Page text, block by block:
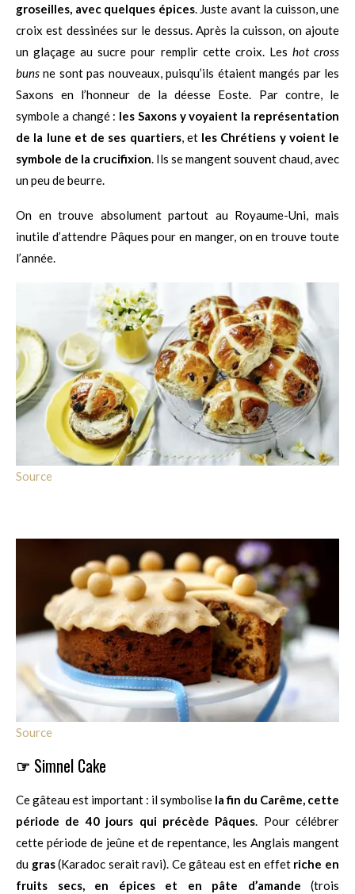
groseilles, avec quelques épices. Juste avant la cuisson, une
croix est dessinées sur le dessus. Après la cuisson, on ajoute
un glaçage au sucre pour remplir cette croix. Les hot cross
buns ne sont pas nouveaux, puisqu’ils étaient mangés par les
Saxons en l’honneur de la déesse Eoste. Par contre, le
symbole a changé : les Saxons y voyaient la représentation
de la lune et de ses quartiers, et les Chrétiens y voient le
symbole de la crucifixion. Ils se mangent souvent chaud, avec
un peu de beurre.
On en trouve absolument partout au Royaume-Uni, mais
inutile d’attendre Pâques pour en manger, on en trouve toute
l’année.
Source
Source
☞ Simnel Cake
Ce gâteau est important : il symbolise la fin du Carême, cette
période de 40 jours qui précède Pâques. Pour célébrer
cette période de jeûne et de repentance, les Anglais mangent
du gras(Karadoc serait ravi). Ce gâteau est en effetriche en
fruits secs, en épices et en pâte d’amande (trois